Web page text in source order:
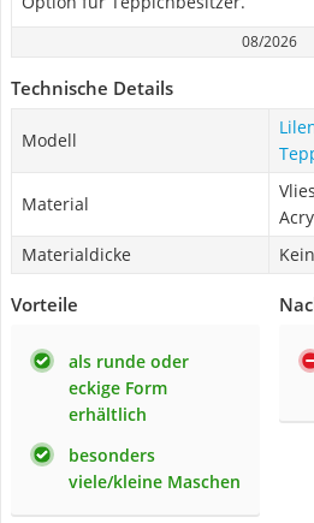
08/2026
Technische Details
Modell
Material
Materialdicke
Vorteile
als runde oder
eckige Form
erhältlich
besonders
viele/kleine Maschen